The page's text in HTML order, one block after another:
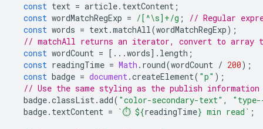
const text = article. textContent ;
const wordMatchRegExp = /[^\s]+/g ;
// Regular
const words = text.matchAll(wordMatchRegExp);
// matchAll returns an iterator, convert to array
const wordCount = [...words]. length ;
const readingTime = Math . round(wordCount / 200);
const badge = document.createElement( "p" );
// Use the same styling as the publish
badge.classList.add( "color-secondary-text" ,
badge. textContent = `⏱️ ${readingTime} min read` ;